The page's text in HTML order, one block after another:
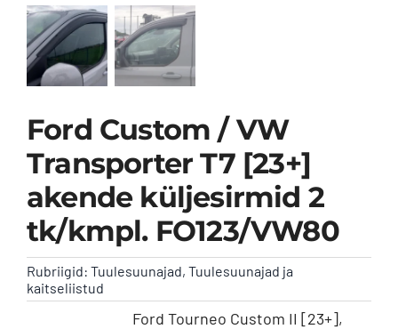
Kontakt
Ford Custom / VW
Transporter T7 [23+]
akende küljesirmid 2
tk/kmpl. FO123/VW80
Rubriigid: Tuulesuunajad, Tuulesuunajad ja
kaitseliistud
Ford Tourneo Custom II [23+],